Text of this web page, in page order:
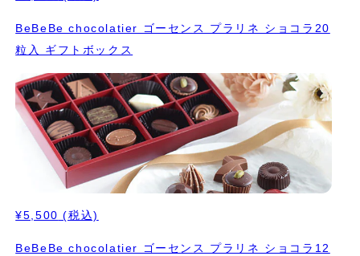
BeBeBe chocolatier ゴーセンス プラリネ ショコラ20
粒入 ギフトボックス
¥5,500 (税込)
BeBeBe chocolatier ゴーセンス プラリネ ショコラ12